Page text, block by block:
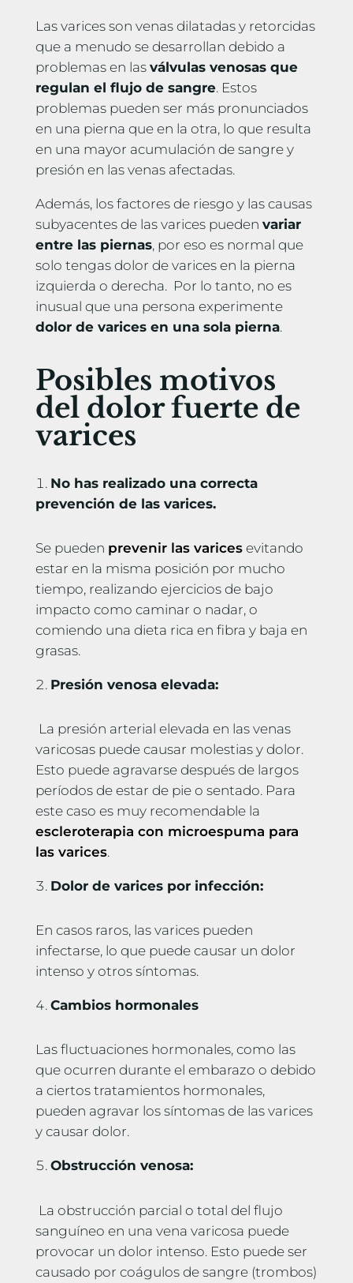
Las varices son venas dilatadas y retorcidas
que a menudo se desarrollan debido a
problemas en las válvulas venosas que
regulan el flujo de sangre. Estos
problemas pueden ser más pronunciados
en una pierna que en la otra, lo que resulta
en una mayor acumulación de sangre y
presión en las venas afectadas.
Además, los factores de riesgo y las causas
subyacentes de las varices pueden variar
entre las piernas, por eso es normal que
solo tengas dolor de varices en la pierna
izquierda o derecha. Por lo tanto, no es
inusual que una persona experimente
dolor de varices en una sola pierna.
Posibles motivos
del dolor fuerte de
varices
No has realizado una correcta
prevención de las varices.
Se pueden prevenir las varicesevitando
estar en la misma posición por mucho
tiempo, realizando ejercicios de bajo
impacto como caminar o nadar, o
comiendo una dieta rica en fibra y baja en
grasas.
Presión venosa elevada:
La presión arterial elevada en las venas
varicosas puede causar molestias y dolor.
Esto puede agravarse después de largos
períodos de estar de pie o sentado. Para
este caso es muy recomendable la
escleroterapia con microespuma para
las varices.
Dolor de varices por infección:
En casos raros, las varices pueden
infectarse, lo que puede causar un dolor
intenso y otros síntomas.
Cambios hormonales
Las fluctuaciones hormonales, como las
que ocurren durante el embarazo o debido
a ciertos tratamientos hormonales,
pueden agravar los síntomas de las varices
y causar dolor.
Obstrucción venosa:
La obstrucción parcial o total del flujo
sanguíneo en una vena varicosa puede
provocar un dolor intenso. Esto puede ser
causado por coágulos de sangre (trombos)